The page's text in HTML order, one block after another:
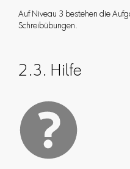
Auf Niveau 3 bestehen die
Schreibübungen.
2.3. Hilfe